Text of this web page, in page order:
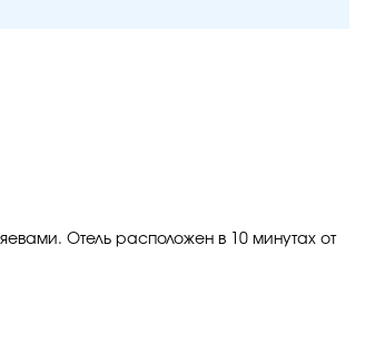
Отель расположен в 10 минутах от